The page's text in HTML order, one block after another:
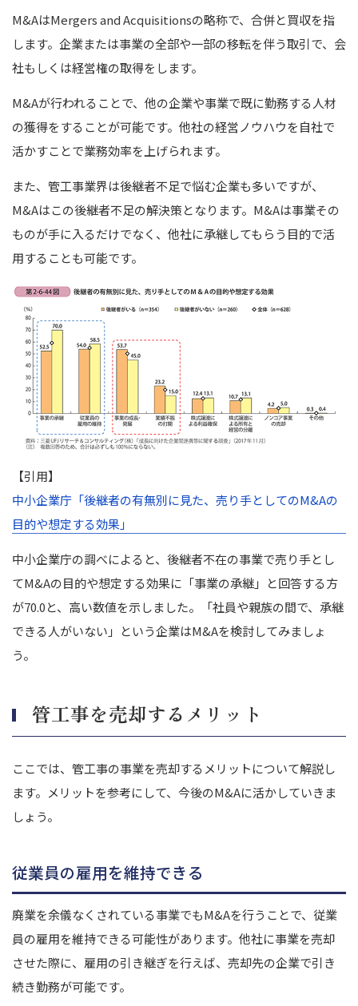
M&AはMergers and Acquisitionsの略称で、合併と買収を指
します。 企業または事業の全部や一部の移転を伴う取引で、会
社もしくは経営権の取得をします。
M&Aが行われることで、他の企業や事業で既に勤務する人材
の獲得をすることが可能です。 他社の経営ノウハウを自社で
活かすことで業務効率を上げられます。
また、管工事業界は後継者不足で悩む企業も多いですが、
M&Aはこの後継者不足の解決策となります。 M&Aは事業その
ものが手に入るだけでなく、他社に承継してもらう目的で活
用することも可能です。
【引用】
中小企業庁「後継者の有無別に見た、売り手としてのM&Aの
目的や想定する効果」
中小企業庁の調べによると、後継者不在の事業で売り手とし
てM&Aの目的や想定する効果に「事業の承継」と回答する方
が70.0と、高い数値を示しました。
「社員や親族の間で、承継
できる人がいない」という企業はM&Aを検討してみましょ
う。
管工事を売却するメリット
ここでは、管工事の事業を売却するメリットについて解説し
ます。 メリットを参考にして、今後のM&Aに活かしていきま
しょう。
従業員の雇用を維持できる
廃業を余儀なくされている事業でもM&Aを行うことで、従業
員の雇用を維持できる可能性があります。 他社に事業を売却
させた際に、雇用の引き継ぎを行えば、売却先の企業で引き
続き勤務が可能です。